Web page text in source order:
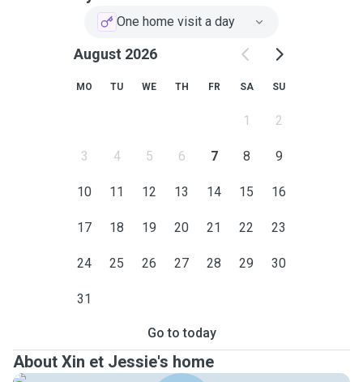
One home visit a day
August 2026
MO TU WE TH FR SA SU
1 2
3 4 5 6 7 8 9
10 11 12 13 14 15 16
17 18 19 20 21 22 23
24 25 26 27 28 29 30
31
Go to today
About Xin et Jessie's home